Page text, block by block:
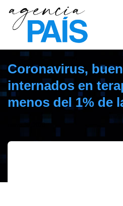
Coronavirus,
internados en
menos del 1% de